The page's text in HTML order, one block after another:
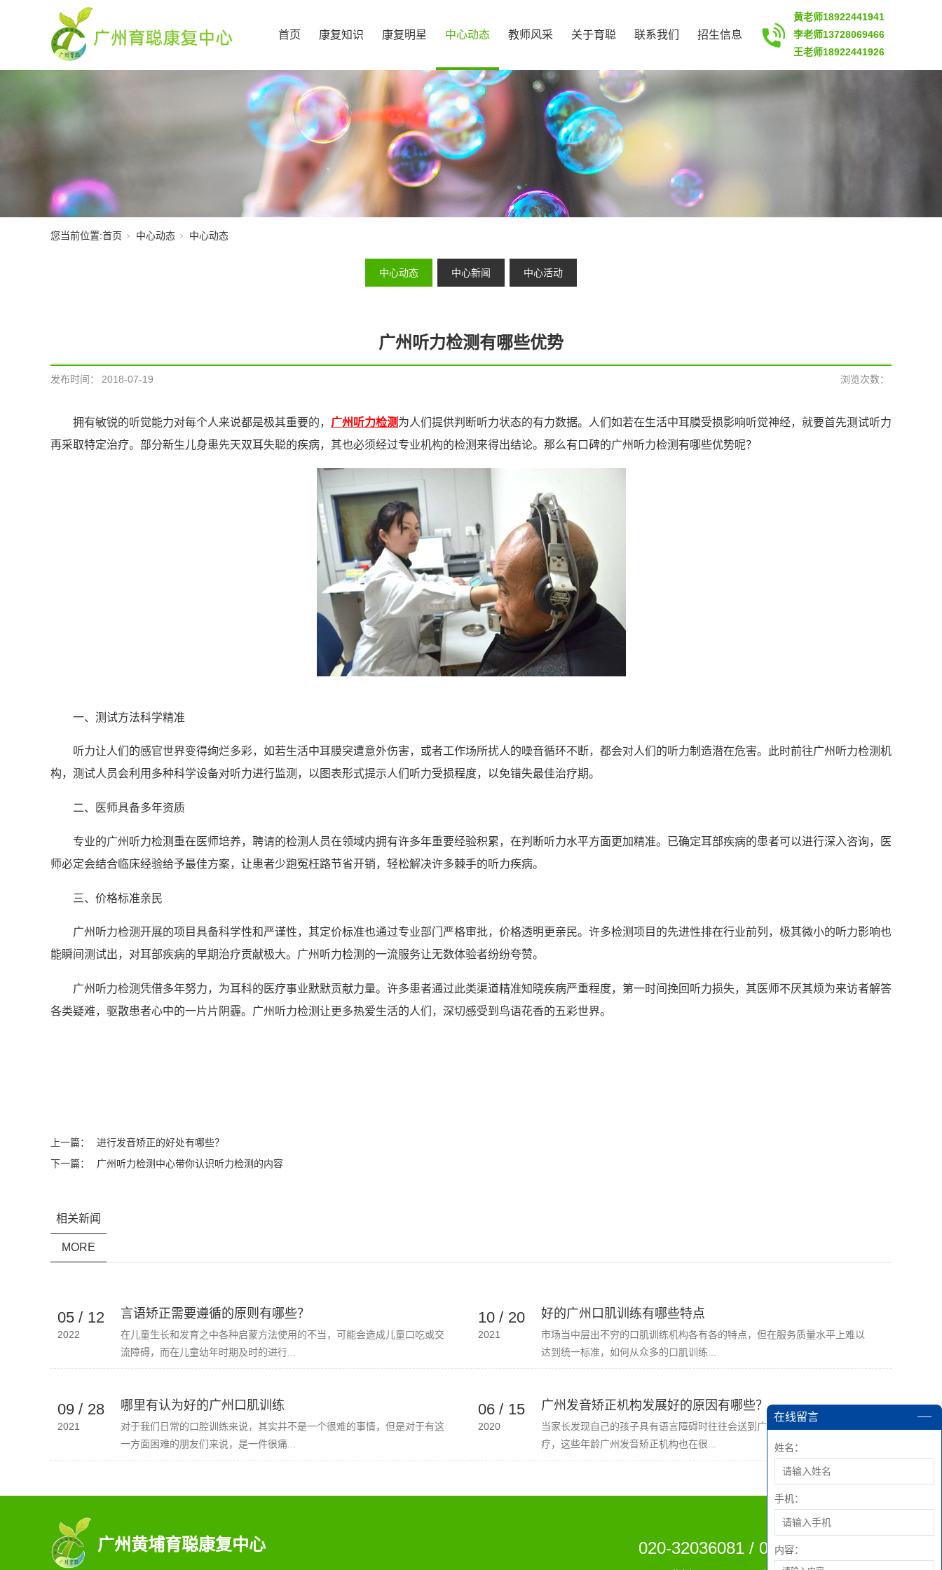
首页 康复知识 康复明星 中心动态 教师风采 关于育聪 联系我们 招生信息
黄老师18922441941
李老师13728069466
王老师18922441926
您当前位置:首页 中心动态 中心动态
中心动态 中心新闻 中心活动
广州听力检测有哪些优势
发布时间： 2018-07-19 浏览次数：
拥有敏锐的听觉能力对每个人来说都是极其重要的， 广州听力检测为人们提供判断听力状态的有力数据。人们如若在生活中耳膜受损影响听觉神经，就要首先测试听力
再采取特定治疗。部分新生儿身患先天双耳失聪的疾病，其也必须经过专业机构的检测来得出结论。那么有口碑的广州听力检测有哪些优势呢？
一、测试方法科学精准
听力让人们的感官世界变得绚烂多彩，如若生活中耳膜突遭意外伤害，或者工作场所扰人的噪音循环不断，都会对人们的听力制造潜在危害。此时前往广州听力检测机
构，测试人员会利用多种科学设备对听力进行监测，以图表形式提示人们听力受损程度，以免错失最佳治疗期。
二、医师具备多年资质
专业的广州听力检测重在医师培养，聘请的检测人员在领域内拥有许多年重要经验积累，在判断听力水平方面更加精准。已确定耳部疾病的患者可以进行深入咨询，医
师必定会结合临床经验给予最佳方案，让患者少跑冤枉路节省开销，轻松解决许多棘手的听力疾病。
三、价格标准亲民
广州听力检测开展的项目具备科学性和严谨性，其定价标准也通过专业部门严格审批，价格透明更亲民。许多检测项目的先进性排在行业前列，极其微小的听力影响也
能瞬间测试出，对耳部疾病的早期治疗贡献极大。广州听力检测的一流服务让无数体验者纷纷夸赞。
广州听力检测凭借多年努力，为耳科的医疗事业默默贡献力量。许多患者通过此类渠道精准知晓疾病严重程度，第一时间挽回听力损失，其医师不厌其烦为来访者解答
各类疑难，驱散患者心中的一片片阴霾。广州听力检测让更多热爱生活的人们，深切感受到鸟语花香的五彩世界。
上一篇：
进行发音矫正的好处有哪些？
下一篇：
广州听力检测中心带你认识听力检测的内容
相关新闻
MORE
05 / 12
2022
言语矫正需要遵循的原则有哪些？
在儿童生长和发育之中各种启蒙方法使用的不当，可能会造成儿童口吃或交
流障碍，而在儿童幼年时期及时的进行...
10 / 20
2021
好的广州口肌训练有哪些特点
市场当中层出不穷的口肌训练机构各有各的特点，但在服务质量水平上难以
达到统一标准，如何从众多的口肌训练...
09 / 28
2021
哪里有认为好的广州口肌训练
对于我们日常的口腔训练来说，其实并不是一个很难的事情，但是对于有这
一方面困难的朋友们来说，是一件很痛...
06 / 15
2020
广州发音矫正机构发展好的原因有哪些？
当家长发现自己的孩子具有语言障碍时往往会送到广州发音矫正机构进行治
疗，这些年龄广州发音矫正机构也在很...
在线留言
姓名：
手机：
内容：
广州黄埔育聪康复中心 020-32036081 / 020-38210984